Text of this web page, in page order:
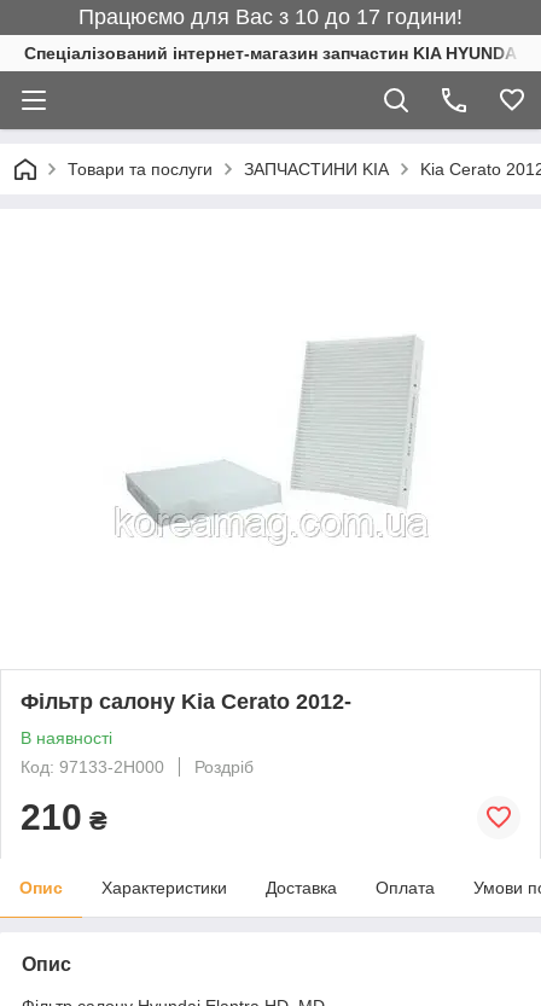
Працюємо для Вас з 10 до 17 години!
Спеціалізований інтернет-магазин запчастин KIA HYUNDAI
Товари та послуги ЗАПЧАСТИНИ KIA Kia Cerato
Фільтр салону Kia Cerato 2012-
В наявності
Код: 97133-2H000
Роздріб
210 ₴
Опис Характеристики Доставка Оплата Умови
Опис